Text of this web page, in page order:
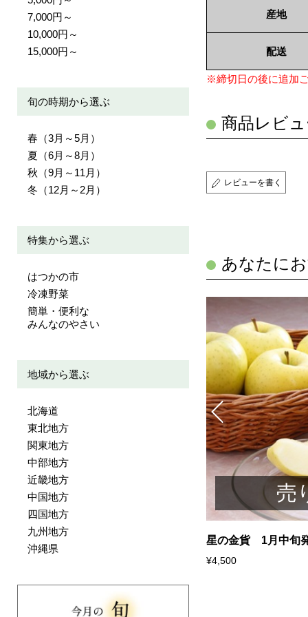
7,000円～
10,000円～
15,000円～
旬の時期から選ぶ
春（3月～5月）
夏（6月～8月）
秋（9月～11月）
冬（12月～2月）
特集から選ぶ
はつかの市
冷凍野菜
簡単・便利な
みんなのやさい
地域から選ぶ
北海道
東北地方
関東地方
中部地方
近畿地方
中国地方
四国地方
九州地方
沖縄県
産地
配送
※締切日の後に追加
商品レビ
レビューを書く
あなたに
売り切れ
かん（青島みかん）3kg 1月中旬発
売
星の金貨 1月中旬
¥4,500